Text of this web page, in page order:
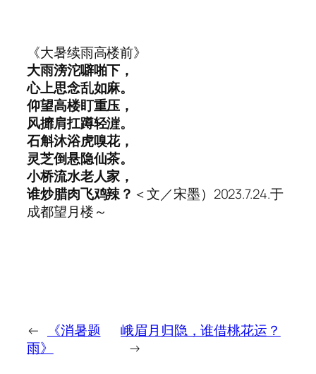
《大暑续雨高楼前》
大雨滂沱噼啪下，
心上思念乱如麻。
仰望高楼盯重压，
风攠肩扛蹲轻漄。
石斛沐浴虎嗅花，
灵芝倒悬隐仙茶。
小桥流水老人家，
谁炒腊肉飞鸡辣？ ＜文／宋墨）2023.7.24.于
成都望月楼～
←
《消暑题
雨》
峨眉月归隐，谁借桃花运？
→